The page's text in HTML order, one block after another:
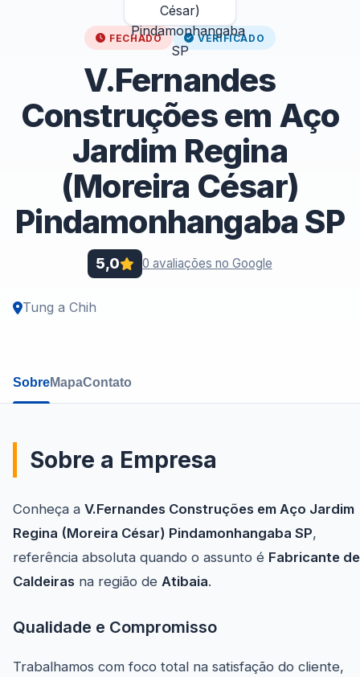
FECHADO VERIFICADO
V.Fernandes
Construções em Aço
Jardim Regina
(Moreira César)
Pindamonhangaba SP
5,0 0 avaliações no Google
Tung a Chih
SobreMapaContato
Sobre a Empresa
Conheça a V.Fernandes Construções em Aço Jardim
Regina (Moreira César) Pindamonhangaba SP,
referência absoluta quando o assunto é Fabricante de
Caldeiras na região de Atibaia.
Qualidade e Compromisso
Trabalhamos com foco total na satisfação do cliente,